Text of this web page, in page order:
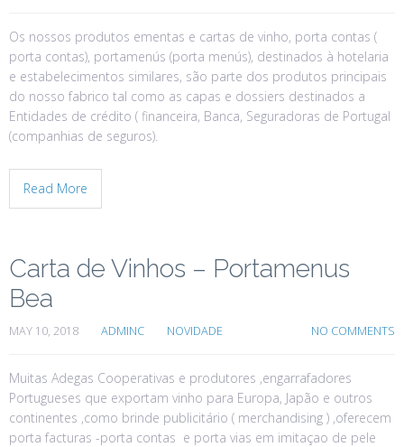
Os nossos produtos ementas e cartas de vinho, porta contas (
porta contas), portamenús (porta menús), destinados à hotelaria
e estabelecimentos similares, são parte dos produtos principais
do nosso fabrico tal como as capas e dossiers destinados a
Entidades de crédito ( financeira, Banca, Seguradoras de Portugal
(companhias de seguros).
Read More
Carta de Vinhos – Portamenus
Bea
MAY 10, 2018 ADMINC NOVIDADE NO COMMENTS
Muitas Adegas Cooperativas e produtores ,engarrafadores
Portugueses que exportam vinho para Europa, Japão e outros
continentes ,como brinde publicitário ( merchandising ) ,oferecem
porta facturas -porta contas e porta vias em imitaçao de pele